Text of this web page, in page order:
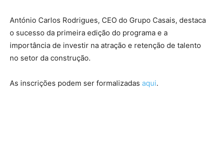
António Carlos Rodrigues, CEO do Grupo Casais, destaca
o sucesso da primeira edição do programa e a
importância de investir na atração e retenção de talento
no setor da construção.
As inscrições podem ser formalizadas aqui.